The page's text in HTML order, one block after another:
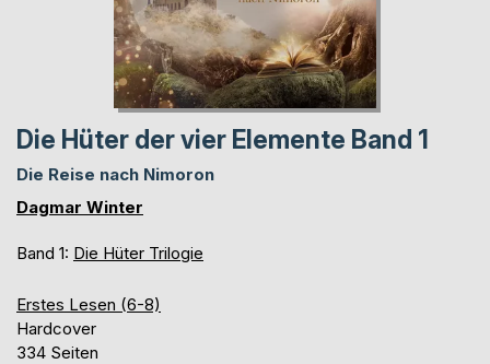
Die Hüter der vier Elemente Band 1
Die Reise nach Nimoron
Dagmar Winter
Band 1: Die Hüter Trilogie
Erstes Lesen (6-8)
Hardcover
334 Seiten